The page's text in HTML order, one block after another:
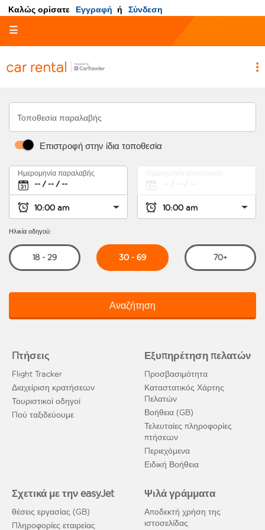
Καλώς ορίσατε Εγγραφή ή Σύνδεση
☰
Τοποθεσία παραλαβής
Επιστροφή στην ίδια τοποθεσία
Ημερομηνία παραλαβής
Ηλικία οδηγού:
18 - 29 30 - 69 70+
Αναζήτηση
Πτήσεις
Flight Tracker
Διαχείριση κρατήσεων
Τουριστικοί οδηγοί
Πού ταξιδεύουμε
Εξυπηρέτηση πελατών
Προσβασιμότητα
Καταστατικός Χάρτης
Πελατών
Βοήθεια (GB)
Τελευταίες πληροφορίες
πτήσεων
Περιεχόμενα
Ειδική Βοήθεια
Σχετικά με την easyJet
θέσεις εργασίας (GB)
Πληροφορίες εταιρείας
Ψιλά γράμματα
Αποδεκτή χρήση της
ιστοσελίδας